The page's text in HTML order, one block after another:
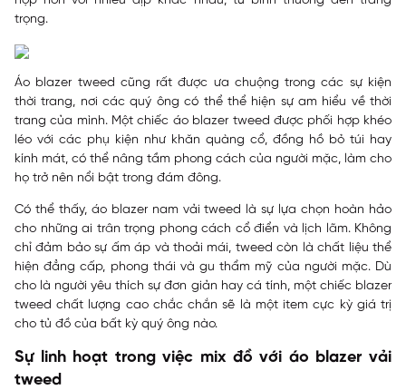
trọng.
Áo blazer tweed cũng rất được ưa chuộng trong các sự kiện
thời trang, nơi các quý ông có thể thể hiện sự am hiểu về thời
trang của mình. Một chiếc áo blazer tweed được phối hợp khéo
léo với các phụ kiện như khăn quàng cổ, đồng hồ bỏ túi hay
kính mát, có thể nâng tầm phong cách của người mặc, làm cho
họ trở nên nổi bật trong đám đông.
Có thể thấy, áo blazer nam vải tweed là sự lựa chọn hoàn hảo
cho những ai trân trọng phong cách cổ điển và lịch lãm. Không
chỉ đảm bảo sự ấm áp và thoải mái, tweed còn là chất liệu thể
hiện đẳng cấp, phong thái và gu thẩm mỹ của người mặc. Dù
cho là người yêu thích sự đơn giản hay cá tính, một chiếc blazer
tweed chất lượng cao chắc chắn sẽ là một item cực kỳ giá trị
cho tủ đồ của bất kỳ quý ông nào.
Sự linh hoạt trong việc mix đồ với áo blazer vải
tweed